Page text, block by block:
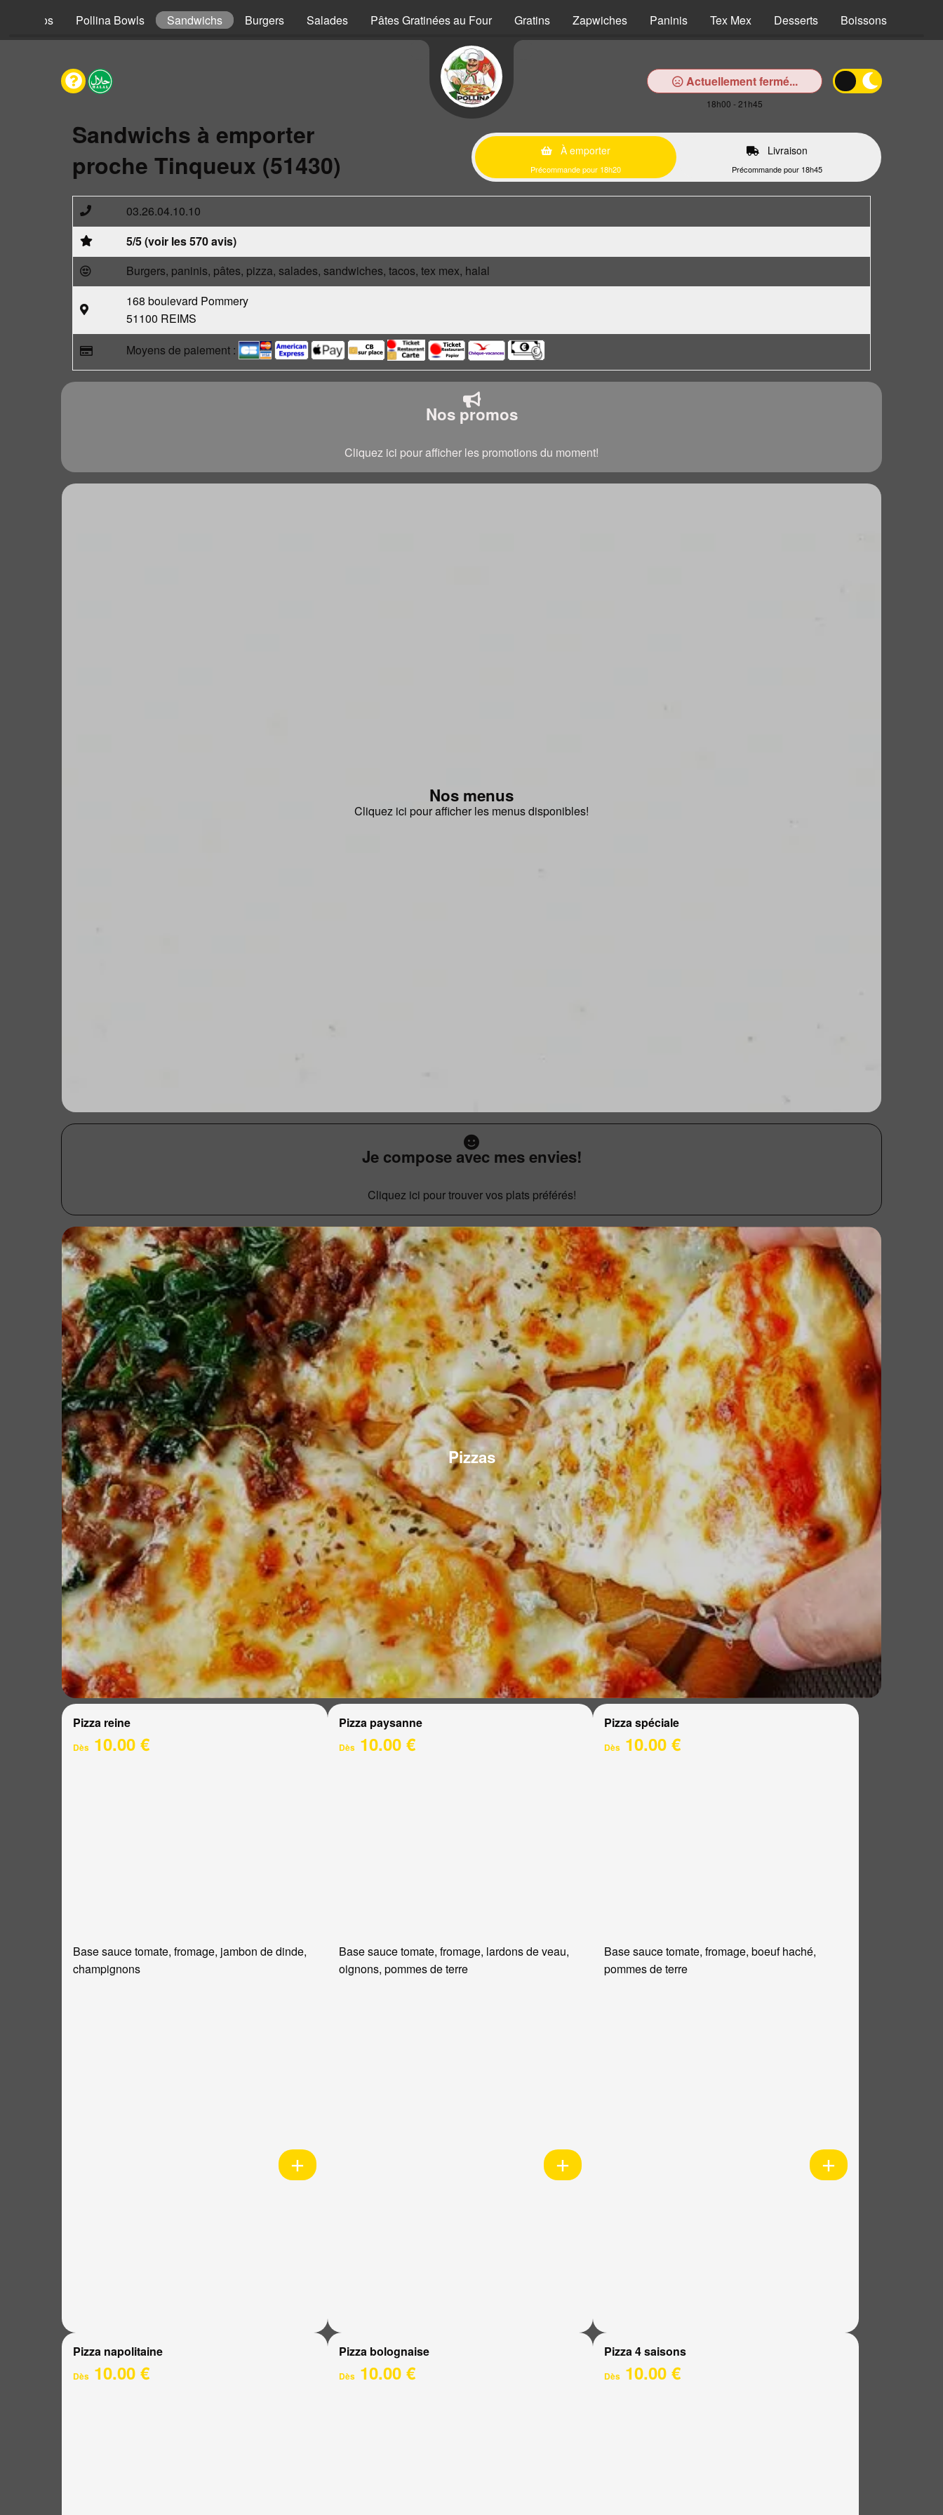
Tacos Pollina Bowls Sandwichs Burgers Salades Pâtes Gratinées au Four Gratins Zapwiches Paninis Tex Mex Desserts Boissons
Actuellement fermé...
18h00 - 21h45
Sandwichs à emporter
proche Tinqueux (51430)
À emporter
Précommande pour 18h20
Livraison
Précommande pour 18h45
03.26.04.10.10
5/5 (voir les 570 avis)
Burgers, paninis, pâtes, pizza, salades, sandwiches, tacos, tex mex, halal
168 boulevard Pommery
51100 REIMS
Moyens de paiement :
Nos promos
Cliquez ici pour afficher les promotions du moment!
Nos menus
Cliquez ici pour afficher les menus disponibles!
Je compose avec mes envies!
Cliquez ici pour trouver vos plats préférés!
Pizzas
Pizza reine
Dès 10.00 €
Base sauce tomate, fromage, jambon de dinde,
champignons
Pizza paysanne
Dès10.00 €
Base sauce tomate, fromage, lardons de veau,
oignons, pommes de terre
Pizza spéciale
Dès 10.00 €
Base sauce tomate, fromage, boeuf haché,
pommes de terre
Pizza napolitaine
Dès 10.00 €
Pizza bolognaise
Dès10.00 €
Pizza 4 saisons
Dès 10.00 €